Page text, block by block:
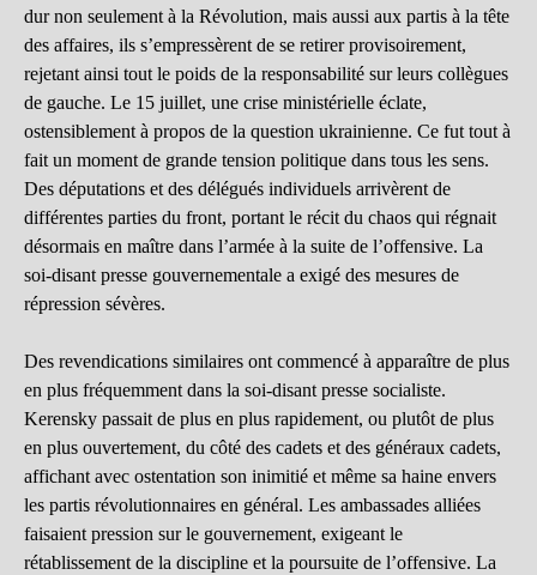
dur non seulement à la Révolution, mais aussi aux partis à la tête
des affaires, ils s’empressèrent de se retirer provisoirement,
rejetant ainsi tout le poids de la responsabilité sur leurs collègues
de gauche. Le 15 juillet, une crise ministérielle éclate,
ostensiblement à propos de la question ukrainienne. Ce fut tout à
fait un moment de grande tension politique dans tous les sens.
Des députations et des délégués individuels arrivèrent de
différentes parties du front, portant le récit du chaos qui régnait
désormais en maître dans l’armée à la suite de l’offensive. La
soi-disant presse gouvernementale a exigé des mesures de
répression sévères.
Des revendications similaires ont commencé à apparaître de plus
en plus fréquemment dans la soi-disant presse socialiste.
Kerensky passait de plus en plus rapidement, ou plutôt de plus
en plus ouvertement, du côté des cadets et des généraux cadets,
affichant avec ostentation son inimitié et même sa haine envers
les partis révolutionnaires en général. Les ambassades alliées
faisaient pression sur le gouvernement, exigeant le
rétablissement de la discipline et la poursuite de l’offensive. La